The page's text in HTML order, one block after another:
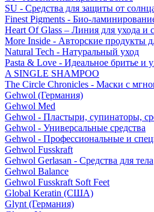
SU - Средства для защиты от
Finest Pigments - Био-
Heart Of Glass – Линия для ухода и
More Inside - Авторские продукты
Natural Tech - Натуральный уход
Pasta & Love - Идеальное бритье и
A SINGLE SHAMPOO
The Circle Chronicles - Маски с
Gehwol (Германия)
Gehwol Med
Gehwol - Пластыри, супинаторы,
Gehwol - Универсальные средства
Gehwol - Профессиональные и
Gehwol Fusskraft
Gehwol Gerlasan - Средства для тела
Gehwol Balance
Gehwol Fusskraft Soft Feet
Global Keratin (США)
Glynt (Германия)